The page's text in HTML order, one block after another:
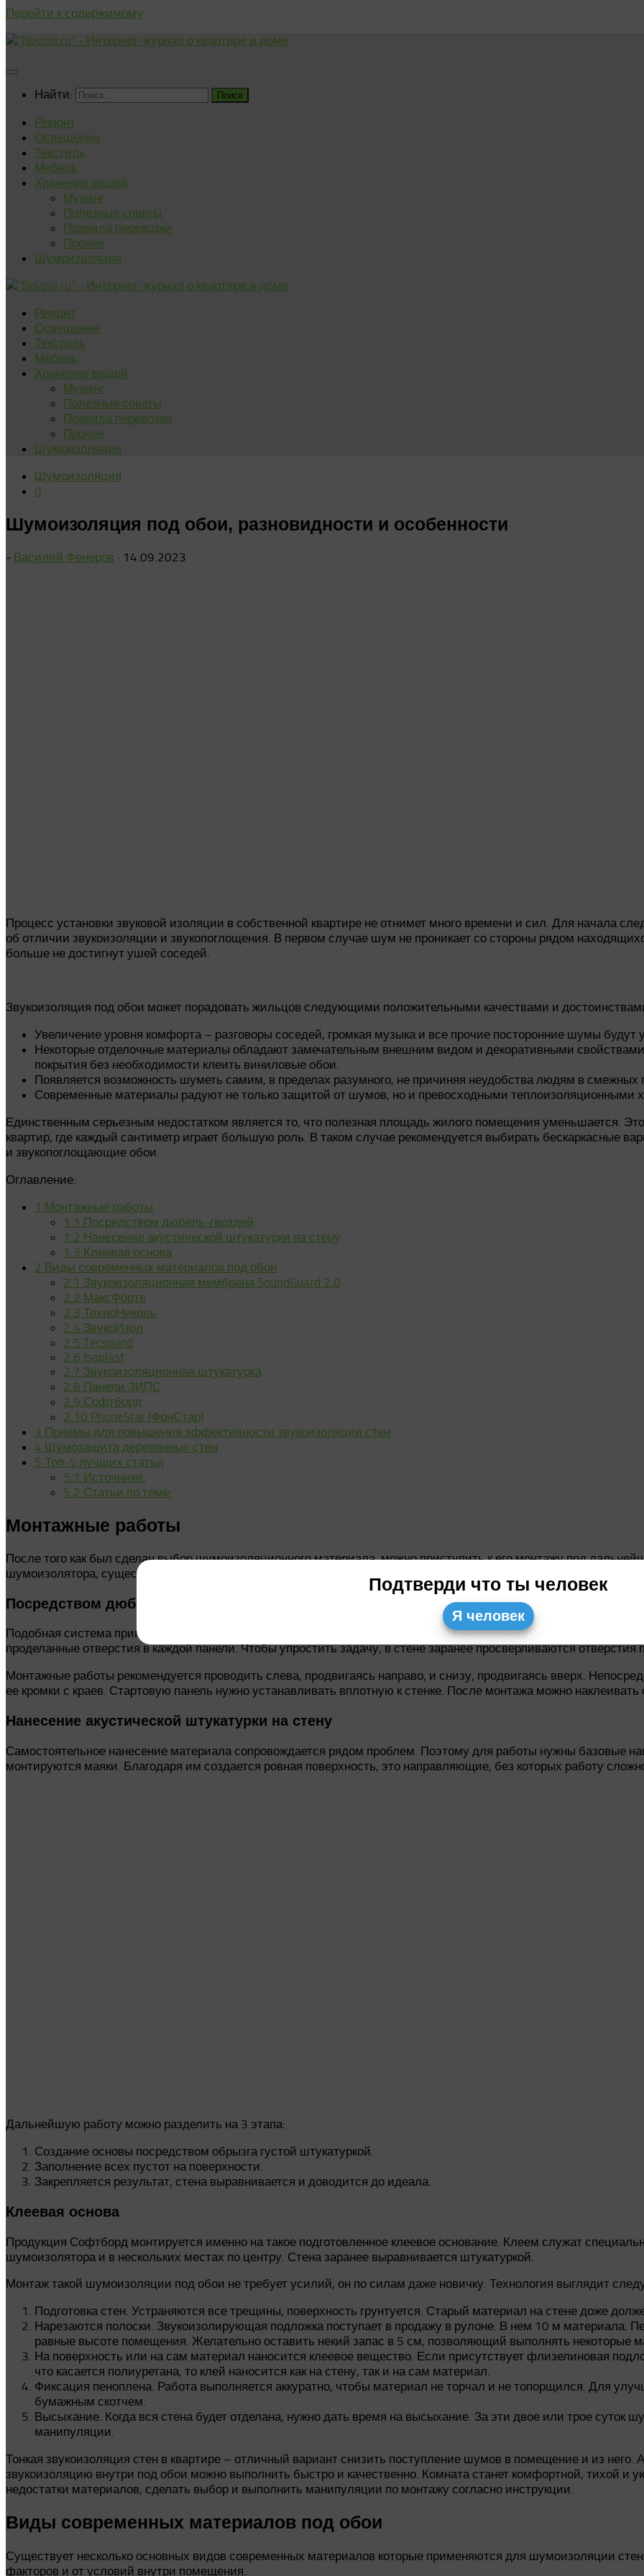
Перейти к содержимому
Найти:
Ремонт
Освещение
Текстиль
Мебель
Хранение вещей
Мувинг
Полезные советы
Правила перевозки
Прочее
Шумоизоляция
Ремонт
Освещение
Текстиль
Мебель
Хранение вещей
Мувинг
Полезные советы
Правила перевозки
Прочее
Шумоизоляция
Шумоизоляция
0
Шумоизоляция под обои, разновидности и особенности
- Василий Фенеров · 14.09.2023
Процесс установки звуковой изоляции в собственной квартире не отнимет много времени и сил. Для начала
об отличии звукоизоляции и звукопоглощения. В первом случае шум не проникает со стороны рядом
больше не достигнут ушей соседей.
Звукоизоляция под обои может порадовать жильцов следующими положительными качествами и
Увеличение уровня комфорта – разговоры соседей, громкая музыка и все прочие посторонние шумы будут
Некоторые отделочные материалы обладают замечательным внешним видом и декоративными
покрытия без необходимости клеить виниловые обои.
Появляется возможность шуметь самим, в пределах разумного, не причиняя неудобства людям в смежных
Современные материалы радуют не только защитой от шумов, но и превосходными теплоизоляционными
Единственным серьезным недостатком является то, что полезная площадь жилого помещения уменьшается.
квартир, где каждый сантиметр играет большую роль. В таком случае рекомендуется выбирать бескаркасные
и звукопоглощающие обои.
Оглавление:
1 Монтажные работы
1.1 Посредством дюбель-гвоздей
1.2 Нанесение акустической штукатурки на стену
1.3 Клеевая основа
2 Виды современных материалов под обои
2.1 Звукоизоляционная мембрана SoundGuard 2,0
2.2 МаксФорте
2.3 ТехноНиколь
2.4 ЗвукоИзол
2.5 Tecsound
2.6 Isoplast
2.7 Звукоизоляционная штукатурка
2.8 Панели ЗИПС
2.9 Софтборд
2.10 PhoneStar (ФонСтар)
3 Приемы для повышения эффективности звукоизоляции стен
4 Шумозащита деревянных стен
5 Топ-5 лучших статьи
5.1 Источники:
5.2 Статьи по теме:
Монтажные работы
После того как был сделан выбор шумоизоляционного материала, можно приступить к его монтажу под
шумоизолятора, существует несколько вариантов фиксации.
Посредством дюбель-гвоздей
Подобная система применима для материалов, типа Фонстар GW. Панели фиксируются специальными дюбель-
проделанные отверстия в каждой панели. Чтобы упростить задачу, в стене заранее просверливаются
Монтажные работы рекомендуется проводить слева, продвигаясь направо, и снизу, продвигаясь вверх.
ее кромки с краев. Стартовую панель нужно устанавливать вплотную к стенке. После монтажа можно наклеивать
Нанесение акустической штукатурки на стену
Самостоятельное нанесение материала сопровождается рядом проблем. Поэтому для работы нужны базовые
монтируются маяки. Благодаря им создается ровная поверхность, это направляющие, без которых работу
Дальнейшую работу можно разделить на 3 этапа:
Создание основы посредством обрызга густой штукатуркой.
Заполнение всех пустот на поверхности.
Закрепляется результат, стена выравнивается и доводится до идеала.
Клеевая основа
Продукция Софтборд монтируется именно на такое подготовленное клеевое основание. Клеем служат
шумоизолятора и в нескольких местах по центру. Стена заранее выравнивается штукатуркой.
Монтаж такой шумоизоляции под обои не требует усилий, он по силам даже новичку. Технология выглядит
Подготовка стен. Устраняются все трещины, поверхность грунтуется. Старый материал на стене доже
Нарезаются полоски. Звукоизолирующая подложка поступает в продажу в рулоне. В нем 10 м материала.
равные высоте помещения. Желательно оставить некий запас в 5 см, позволяющий выполнять некоторые
На поверхность или на сам материал наносится клеевое вещество. Если присутствует флизелиновая
что касается полиуретана, то клей наносится как на стену, так и на сам материал.
Фиксация пеноплена. Работа выполняется аккуратно, чтобы материал не торчал и не топорщился. Для
бумажным скотчем.
Высыхание. Когда вся стена будет отделана, нужно дать время на высыхание. За эти двое или трое суток
манипуляции.
Тонкая звукоизоляция стен в квартире – отличный вариант снизить поступление шумов в помещение и из
звукоизоляцию внутри под обои можно выполнить быстро и качественно. Комната станет комфортной, тихой и
недостатки материалов, сделать выбор и выполнить манипуляции по монтажу согласно инструкции.
Виды современных материалов под обои
Существует несколько основных видов современных материалов которые применяются для шумоизоляции
факторов и от условий внутри помещения.
Подтверди что ты человек
Я человек